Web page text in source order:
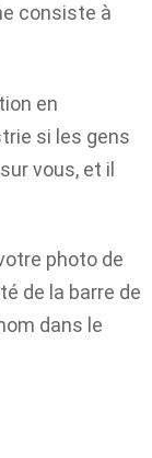
consiste à
en
si les gens
vous, et il
photo de
de la barre de
dans le